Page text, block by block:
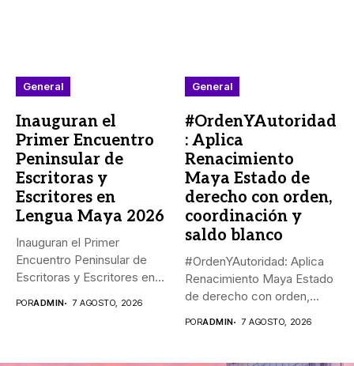
General
Inauguran el
Primer Encuentro
Peninsular de
Escritoras y
Escritores en
Lengua Maya 2026
Inauguran el Primer
Encuentro Peninsular de
Escritoras y Escritores en
PORADMIN 7 AGOSTO, 2026
General
#OrdenYAutoridad
: Aplica
Renacimiento
Maya Estado de
derecho con orden,
coordinación y
saldo blanco
#OrdenYAutoridad: Aplica
Renacimiento Maya Estado
de derecho con orden,
PORADMIN 7 AGOSTO, 2026